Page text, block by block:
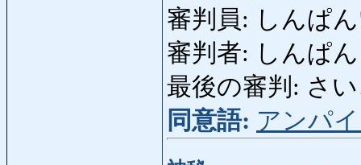
審判員: しんぱ
審判者: しんぱ
最後の審判: さ
同意語: アンパ